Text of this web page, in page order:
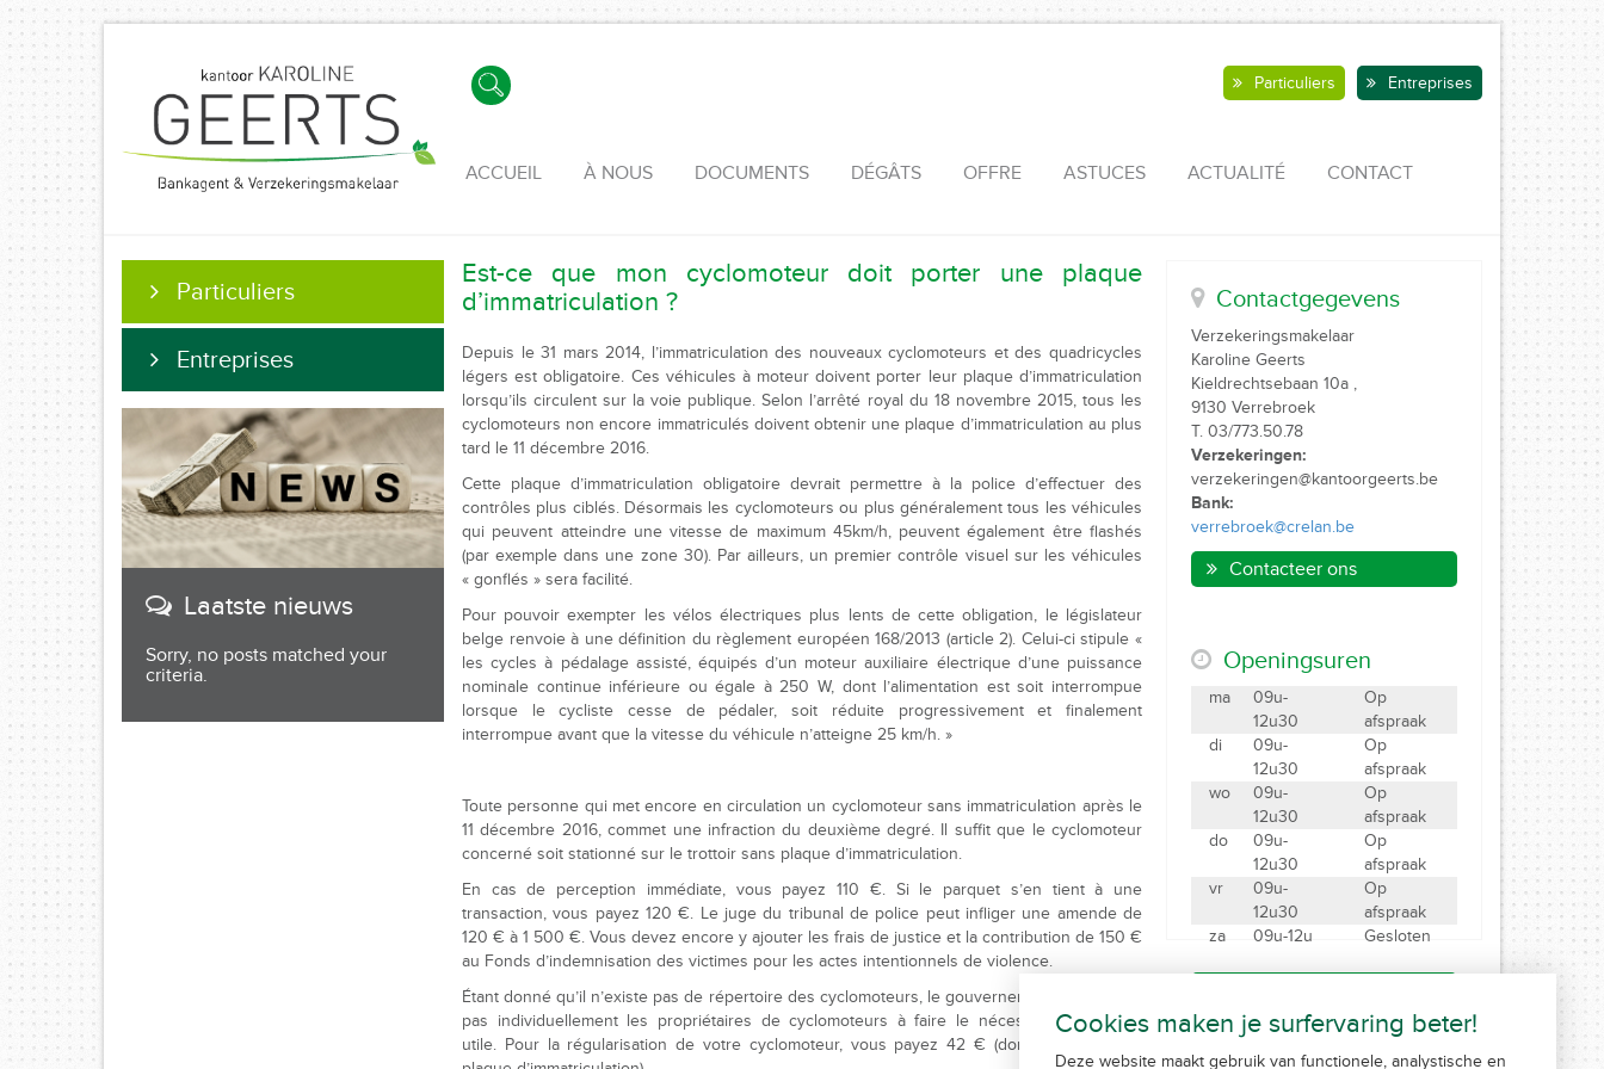
Particuliers Entreprises
ACCUEIL À NOUS DOCUMENTS DÉGÂTS OFFRE ASTUCES ACTUALITÉ CONTACT
Est-ce que mon cyclomoteur doit porter une plaque
d’immatriculation ?
Depuis le 31 mars 2014, l’immatriculation des nouveaux cyclomoteurs et des quadricycles
légers est obligatoire. Ces véhicules à moteur doivent porter leur plaque d’immatriculation
lorsqu’ils circulent sur la voie publique. Selon l’arrêté royal du 18 novembre 2015, tous les
cyclomoteurs non encore immatriculés doivent obtenir une plaque d’immatriculation au plus
tard le 11 décembre 2016.
Cette plaque d’immatriculation obligatoire devrait permettre à la police d’effectuer des
contrôles plus ciblés. Désormais les cyclomoteurs ou plus généralement tous les véhicules
qui peuvent atteindre une vitesse de maximum 45km/h, peuvent également être flashés
(par exemple dans une zone 30). Par ailleurs, un premier contrôle visuel sur les véhicules
« gonflés » sera facilité.
Pour pouvoir exempter les vélos électriques plus lents de cette obligation, le législateur
belge renvoie à une définition du règlement européen 168/2013 (article 2). Celui-ci stipule «
les cycles à pédalage assisté, équipés d’un moteur auxiliaire électrique d’une puissance
nominale continue inférieure ou égale à 250 W, dont l’alimentation est soit interrompue
lorsque le cycliste cesse de pédaler, soit réduite progressivement et finalement
interrompue avant que la vitesse du véhicule n’atteigne 25 km/h. »
Toute personne qui met encore en circulation un cyclomoteur sans immatriculation après le
11 décembre 2016, commet une infraction du deuxième degré. Il suffit que le cyclomoteur
concerné soit stationné sur le trottoir sans plaque d’immatriculation.
En cas de perception immédiate, vous payez 110 €. Si le parquet s’en tient à une
transaction, vous payez 120 €. Le juge du tribunal de police peut infliger une amende de
120 € à 1 500 €. Vous devez encore y ajouter les frais de justice et la contribution de 150 €
au Fonds d’indemnisation des victimes pour les actes intentionnels de violence.
Étant donné qu’il n’existe pas de répertoire des cyclomoteurs, le gouvernement n’informera
pas individuellement les propriétaires de cyclomoteurs à faire le nécessaire en temps
utile. Pour la régularisation de votre cyclomoteur, vous payez 42 € (dont 30 € pour la
Contactgegevens
Verzekeringsmakelaar
Karoline Geerts
Kieldrechtsebaan 10a ,
9130 Verrebroek
T. 03/773.50.78
Verzekeringen:
verzekeringen@kantoorgeerts.be
Bank:
verrebroek@crelan.be
Contacteer ons
Openingsuren
ma
09u-
12u30
Op
afspraak
di
09u-
12u30
Op
afspraak
wo
09u-
12u30
Op
afspraak
do
09u-
12u30
Op
afspraak
vr
09u-
12u30
Op
afspraak
za
09u-12u Gesloten
Particuliers
Entreprises
Laatste nieuws
Sorry, no posts matched your
criteria.
Cookies maken je surfervaring beter!
Deze website maakt gebruik van functionele, analystische en